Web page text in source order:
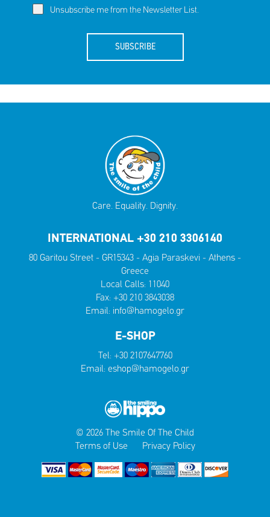
Unsubscribe me from the Newsletter List.
SUBSCRIBE
Care. Equality. Dignity.
INTERNATIONAL +30 210 3306140
80 Garitou Street - GR15343 - Agia Paraskevi - Athens -
Greece
Local Calls: 11040
Fax: +30 210 3843038
Email: info@hamogelo.gr
E-SHOP
Tel: +30 2107647760
Email: eshop@hamogelo.gr
© 2026 The Smile Of The Child
Terms of Use
Privacy Policy